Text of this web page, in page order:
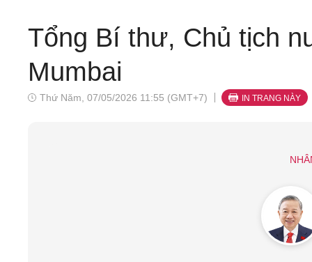
Tổng Bí thư, Chủ tịch
Mumbai
Thứ Năm, 07/05/2026 11:55 (GMT+7) IN TRANG NÀY